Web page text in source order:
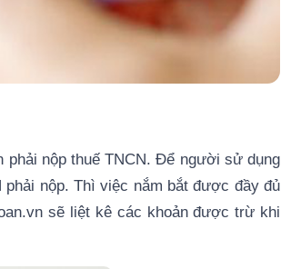
phải nộp thuế TNCN. Để người sử dụng
nộp. Thì việc nắm bắt được đầy đủ
sẽ liệt kê các khoản được trừ khi